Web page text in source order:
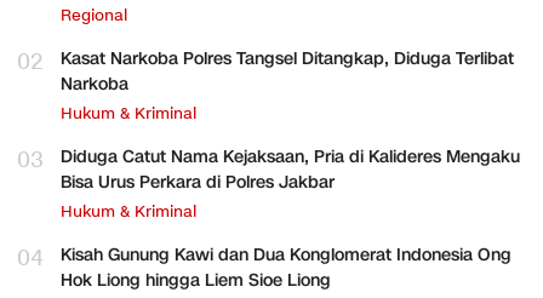
Regional
02
Kasat Narkoba Polres Tangsel Ditangkap, Diduga Terlibat
Narkoba
Hukum & Kriminal
03
Diduga Catut Nama Kejaksaan, Pria di Kalideres Mengaku
Bisa Urus Perkara di Polres Jakbar
Hukum & Kriminal
04
Kisah Gunung Kawi dan Dua Konglomerat Indonesia Ong
Hok Liong hingga Liem Sioe Liong